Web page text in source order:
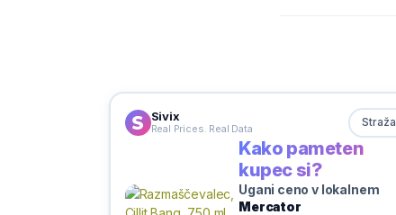
Sivix
Real Prices. Real Data Straža
Kako pameten
kupec si?
Ugani ceno v lokalnem
Mercator